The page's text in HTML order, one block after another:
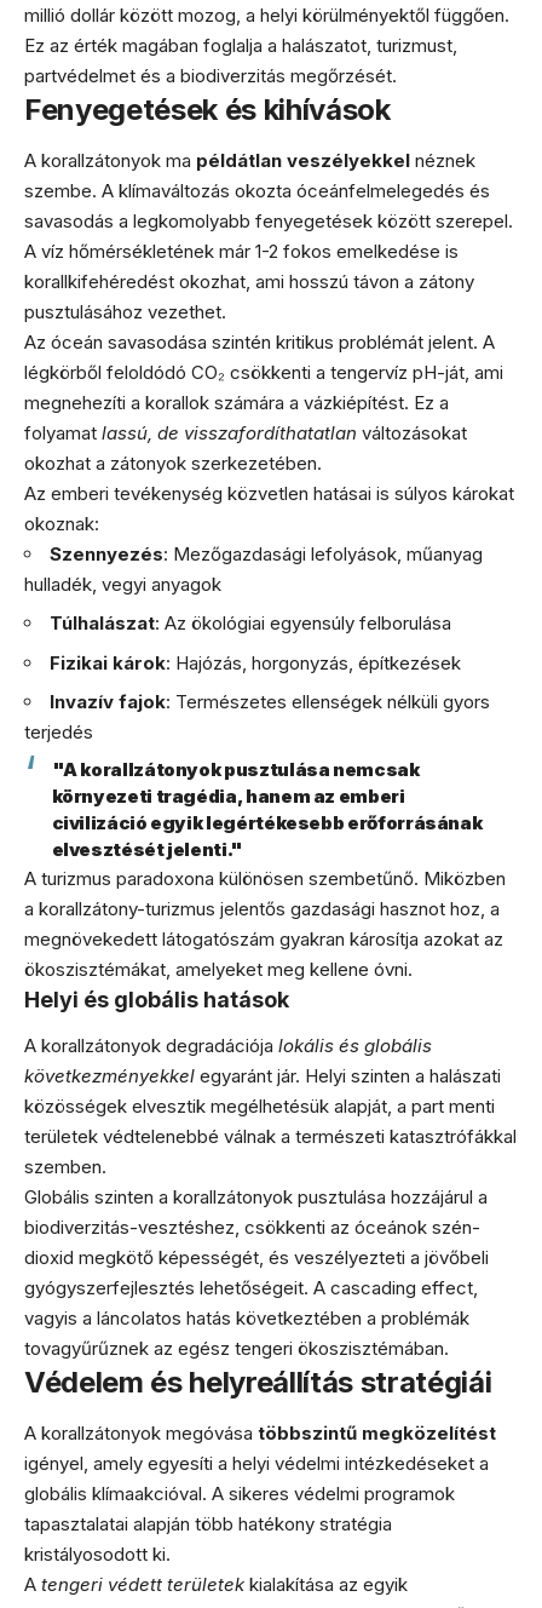
millió dollár között mozog, a helyi körülményektől függően.
Ez az érték magában foglalja a halászatot, turizmust,
partvédelmet és a biodiverzitás megőrzését.
Fenyegetések és kihívások
A korallzátonyok ma példátlan veszélyekkel néznek
szembe. A klímaváltozás okozta óceánfelmelegedés és
savasodás a legkomolyabb fenyegetések között szerepel.
A víz hőmérsékletének már 1-2 fokos emelkedése is
korallkifehéredést okozhat, ami hosszú távon a zátony
pusztulásához vezethet.
Az óceán savasodása szintén kritikus problémát jelent. A
légkörből feloldódó CO₂ csökkenti a tengervíz pH-ját, ami
megnehezíti a korallok számára a vázkiépítést. Ez a
folyamat lassú, de visszafordíthatatlan változásokat
okozhat a zátonyok szerkezetében.
Az emberi tevékenység közvetlen hatásai is súlyos károkat
okoznak:
Szennyezés: Mezőgazdasági lefolyások, műanyag
hulladék, vegyi anyagok
Túlhalászat: Az ökológiai egyensúly felborulása
Fizikai károk: Hajózás, horgonyzás, építkezések
Invazív fajok: Természetes ellenségek nélküli gyors
terjedés
"A korallzátonyok pusztulása nemcsak
környezeti tragédia, hanem az emberi
civilizáció egyik legértékesebb erőforrásának
elvesztését jelenti."
A turizmus paradoxona különösen szembetűnő. Miközben
a korallzátony-turizmus jelentős gazdasági hasznot hoz, a
megnövekedett látogatószám gyakran károsítja azokat az
ökoszisztémákat, amelyeket meg kellene óvni.
Helyi és globális hatások
A korallzátonyok degradációja lokális és globális
következményekkel egyaránt jár. Helyi szinten a halászati
közösségek elvesztik megélhetésük alapját, a part menti
területek védtelenebbé válnak a természeti katasztrófákkal
szemben.
Globális szinten a korallzátonyok pusztulása hozzájárul a
biodiverzitás-vesztéshez, csökkenti az óceánok szén-
dioxid megkötő képességét, és veszélyezteti a jövőbeli
gyógyszerfejlesztés lehetőségeit. A cascading effect,
vagyis a láncolatos hatás következtében a problémák
tovagyűrűznek az egész tengeri ökoszisztémában.
Védelem és helyreállítás stratégiái
A korallzátonyok megóvása többszintű megközelítést
igényel, amely egyesíti a helyi védelmi intézkedéseket a
globális klímaakcióval. A sikeres védelmi programok
tapasztalatai alapján több hatékony stratégia
kristályosodott ki.
A tengeri védett területek kialakítása az egyik